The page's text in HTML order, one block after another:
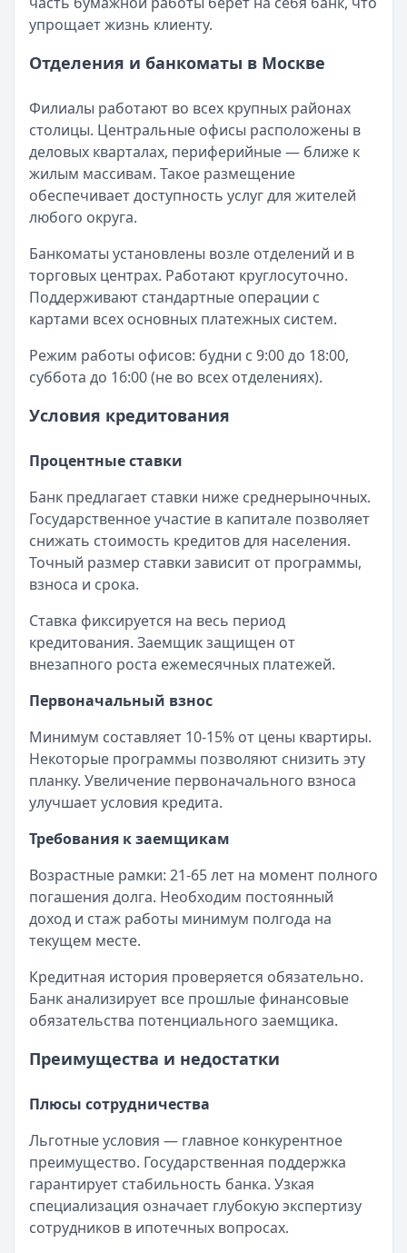
упрощает жизнь клиенту.
Отделения и банкоматы в Москве
Филиалы работают во всех крупных районах
столицы. Центральные офисы расположены в
деловых кварталах, периферийные — ближе к
жилым массивам. Такое размещение
обеспечивает доступность услуг для жителей
любого округа.
Банкоматы установлены возле отделений и в
торговых центрах. Работают круглосуточно.
Поддерживают стандартные операции с
картами всех основных платежных систем.
Режим работы офисов: будни с 9:00 до 18:00,
суббота до 16:00 (не во всех отделениях).
Условия кредитования
Процентные ставки
Банк предлагает ставки ниже среднерыночных.
Государственное участие в капитале позволяет
снижать стоимость кредитов для населения.
Точный размер ставки зависит от программы,
взноса и срока.
Ставка фиксируется на весь период
кредитования. Заемщик защищен от
внезапного роста ежемесячных платежей.
Первоначальный взнос
Минимум составляет 10-15% от цены квартиры.
Некоторые программы позволяют снизить эту
планку. Увеличение первоначального взноса
улучшает условия кредита.
Требования к заемщикам
Возрастные рамки: 21-65 лет на момент полного
погашения долга. Необходим постоянный
доход и стаж работы минимум полгода на
текущем месте.
Кредитная история проверяется обязательно.
Банк анализирует все прошлые финансовые
обязательства потенциального заемщика.
Преимущества и недостатки
Плюсы сотрудничества
Льготные условия — главное конкурентное
преимущество. Государственная поддержка
гарантирует стабильность банка. Узкая
специализация означает глубокую экспертизу
сотрудников в ипотечных вопросах.